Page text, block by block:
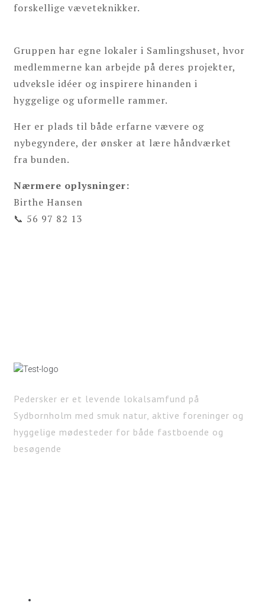
forskellige væveteknikker.
Gruppen har egne lokaler i Samlingshuset, hvor
medlemmerne kan arbejde på deres projekter,
udveksle idéer og inspirere hinanden i
hyggelige og uformelle rammer.
Her er plads til både erfarne vævere og
nybegyndere, der ønsker at lære håndværket
fra bunden.
Nærmere oplysninger:
Birthe Hansen
📞 56 97 82 13
Pedersker er et levende lokalsamfund på
Sydbornholm med smuk natur, aktive foreninger og
hyggelige mødesteder for både fastboende og
besøgende